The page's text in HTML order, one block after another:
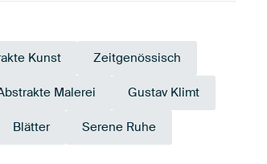
Kunst Zeitgenössisch
Malerei Gustav Klimt
Blätter Serene Ruhe